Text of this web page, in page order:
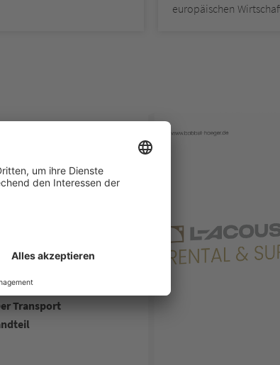
europäischen
Haeger.
Transport